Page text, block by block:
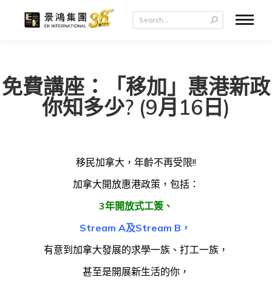
免費講座：「移加」惠港新政
你知多少? (9月16日)
移民加拿大，年齡不再受限!!
加拿大開放惠港政策，包括：
3年開放式工簽、
Stream A及Stream B，
有意到加拿大發展的求學一族、打工一族，
甚至是開展新生活的你，